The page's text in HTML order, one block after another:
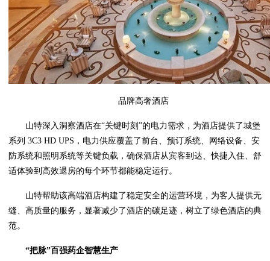
品牌高奢酒店
山特深入洞察酒店在“关键时刻”的电力需求，为酒店提供了城堡
系列 3C3 HD UPS，电力供应覆盖了前台、预订系统、网络设备、安
防系统和照明系统等关键负载，确保酒店从宾客到达、快捷入住、舒
适体验到高效退房的每个环节都能稳定运行。
山特帮助该高端酒店构建了稳定安全的运营环境，为客人提供无
缝、高质量的服务，显著减少了酒店的碳足迹，树立了绿色酒店的典
范。
“把脉”百强药企智慧生产